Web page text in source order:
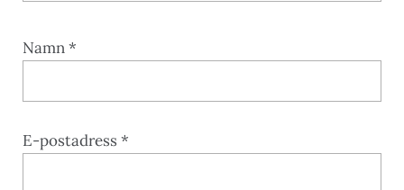
Namn*
E-postadress *